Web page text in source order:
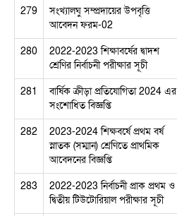
279
সংখ্যালঘু সম্প্রদায়ের উপবৃত্তি
আবেদন ফরম-02
280
2022-2023 শিক্ষাবর্ষের দ্বাদশ
শ্রেণির নির্বাচনী পরীক্ষার সূচী
281
বার্ষিক ক্রীড়া প্রতিযোগিতা 2024 এর
সংশোধিত বিজ্ঞপ্তি
282
2023-2024 শিক্ষবর্ষে প্রথম বর্ষ
স্নাতক (সম্মান) শ্রেণিতে প্রাথমিক
আবেদনের বিজ্ঞপ্তি
283
2022-2023 নির্বাচনী প্রাক প্রথম ও
দ্বিতীয় টিউটোরিয়াল পরীক্ষার সূচী